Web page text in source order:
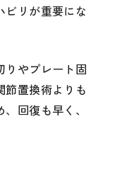
ビリが重要にな
りやプレート固
節置換術よりも
回復も早く、